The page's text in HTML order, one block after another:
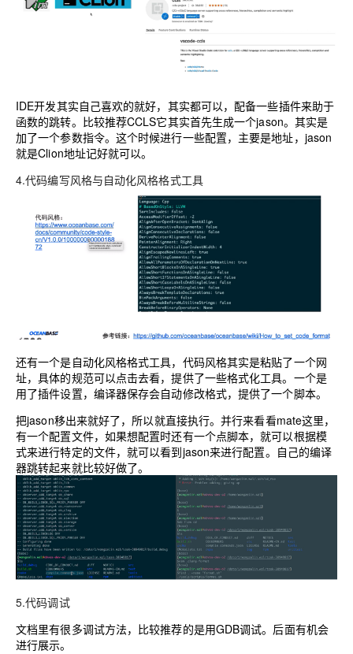
IDE开发其实自己喜欢的就好，其实都可以，配备一些插件来助于
函数的跳转。比较推荐CCLS它其实首先生成一个jason。其实是
加了一个参数指令。这个时候进行一些配置，主要是地址，jason
就是Clion地址记好就可以。
4.代码编写风格与自动化风格格式工具
还有一个是自动化风格格式工具，代码风格其实是粘贴了一个网
址，具体的规范可以点击去看，提供了一些格式化工具。一个是
用了插件设置，编译器保存会自动修改格式，提供了一个脚本。
把jason移出来就好了，所以就直接执行。并行来看看mate这里，
有一个配置文件，如果想配置时还有一个点脚本，就可以根据模
式来进行特定的文件，就可以看到jason来进行配置。自己的编译
器跳转起来就比较好做了。
5.代码调试
文档里有很多调试方法，比较推荐的是用GDB调试。后面有机会
进行展示。